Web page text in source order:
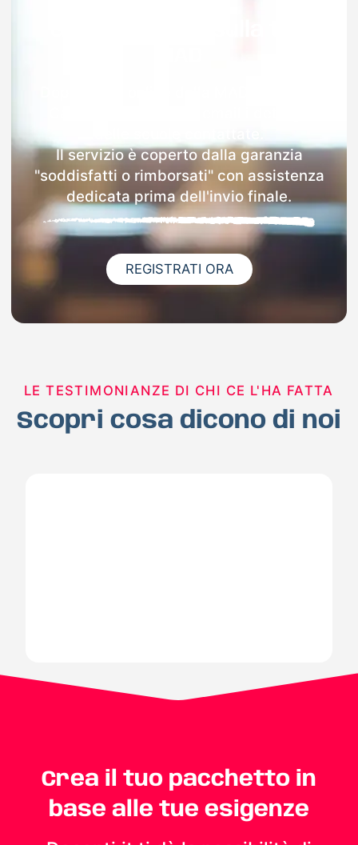
Il servizio è coperto dalla garanzia
"soddisfatti o rimborsati" con assistenza
dedicata prima dell'invio finale.
REGISTRATI ORA
LE TESTIMONIANZE DI CHI CE L'HA FATTA
Scopri cosa dicono di noi
Crea il tuo pacchetto in
base alle tue esigenze